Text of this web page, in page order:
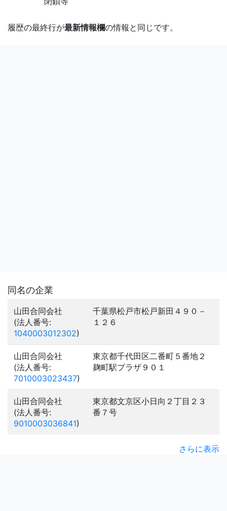
履歴の最終行が最新情報欄の情報と同じです。
同名の企業
山田合同会社
(法人番号:
1040003012302)
千葉県松戸市松戸新田４９０－
１２６
山田合同会社
(法人番号:
7010003023437)
東京都千代田区二番町５番地２
麹町駅プラザ９０１
山田合同会社
(法人番号:
9010003036841)
東京都文京区小日向２丁目２３
番７号
さらに表示